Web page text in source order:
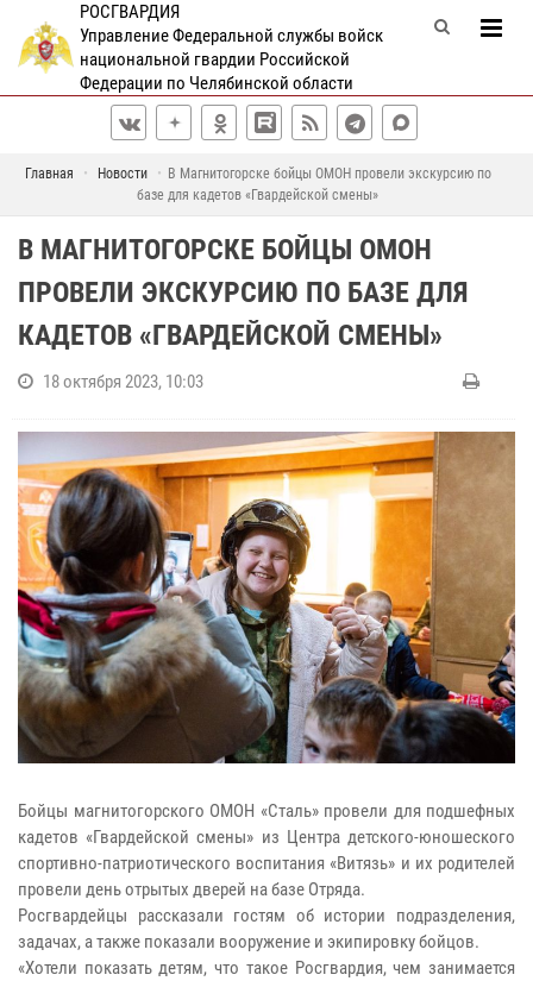
РОСГВАРДИЯ
Управление Федеральной службы войск
национальной гвардии Российской
Федерации по Челябинской области
Главная Новости
В Магнитогорске бойцы ОМОН провели экскурсию по
базе для кадетов «Гвардейской смены»
В МАГНИТОГОРСКЕ БОЙЦЫ ОМОН
ПРОВЕЛИ ЭКСКУРСИЮ ПО БАЗЕ ДЛЯ
КАДЕТОВ «ГВАРДЕЙСКОЙ СМЕНЫ»
18 октября 2023, 10:03
Бойцы магнитогорского ОМОН «Сталь» провели для подшефных
кадетов «Гвардейской смены» из Центра детского-юношеского
спортивно-патриотического воспитания «Витязь» и их родителей
провели день отрытых дверей на базе Отряда.
Росгвардейцы рассказали гостям об истории подразделения,
задачах, а также показали вооружение и экипировку бойцов.
«Хотели показать детям, что такое Росгвардия, чем занимается